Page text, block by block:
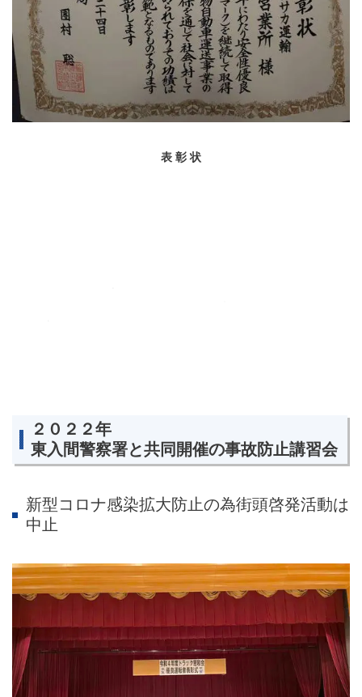
表 彰 状
２０２２年
東入間警察署と共同開催の事故防止講習会
新型コロナ感染拡大防止の為街頭啓発活動は
中止